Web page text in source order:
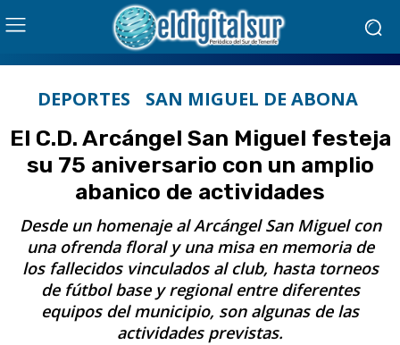
DEPORTES SAN MIGUEL DE ABONA
El C.D. Arcángel San Miguel festeja
su 75 aniversario con un amplio
abanico de actividades
Desde un homenaje al Arcángel San Miguel con
una ofrenda floral y una misa en memoria de
los fallecidos vinculados al club, hasta torneos
de fútbol base y regional entre diferentes
equipos del municipio, son algunas de las
actividades previstas.